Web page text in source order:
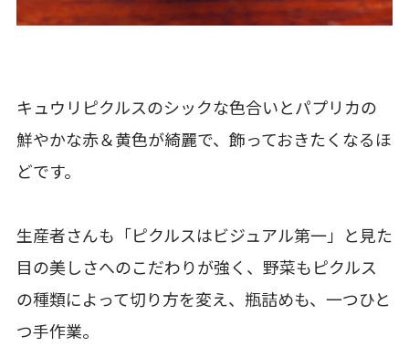
キュウリピクルスのシックな色合いとパプリカの
鮮やかな赤＆黄色が綺麗で、飾っておきたくなるほ
どです。
生産者さんも「ピクルスはビジュアル第一」と見た
目の美しさへのこだわりが強く、野菜もピクルス
の種類によって切り方を変え、瓶詰めも、一つひと
つ手作業。